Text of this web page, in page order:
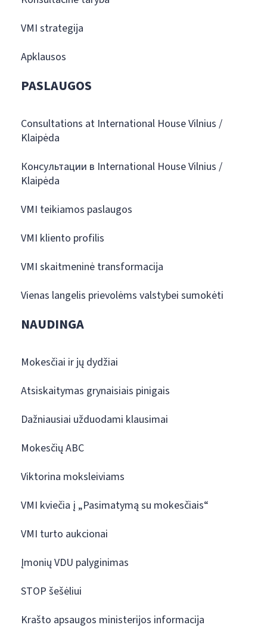
VMI strategija
Apklausos
PASLAUGOS
Consultations at International House Vilnius /
Klaipėda
Консультации в International House Vilnius /
Klaipėda
VMI teikiamos paslaugos
VMI kliento profilis
VMI skaitmeninė transformacija
Vienas langelis prievolėms valstybei sumokėti
NAUDINGA
Mokesčiai ir jų dydžiai
Atsiskaitymas grynaisiais pinigais
Dažniausiai užduodami klausimai
Mokesčių ABC
Viktorina moksleiviams
VMI kviečia į „Pasimatymą su mokesčiais“
VMI turto aukcionai
Įmonių VDU palyginimas
STOP šešėliui
Krašto apsaugos ministerijos informacija